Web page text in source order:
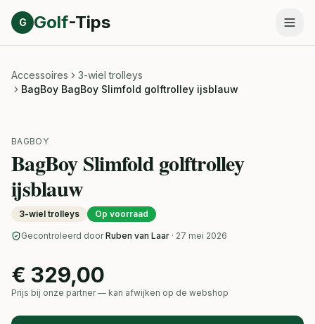
Direct naar inhoud
G Golf-Tips
Accessoires
3-wiel trolleys
BagBoy BagBoy Slimfold golftrolley ijsblauw
BAGBOY
BagBoy Slimfold golftrolley
ijsblauw
3-wiel trolleys Op voorraad
Gecontroleerd door Ruben van Laar · 27 mei 2026
€ 329,00
Prijs bij onze partner — kan afwijken op de webshop